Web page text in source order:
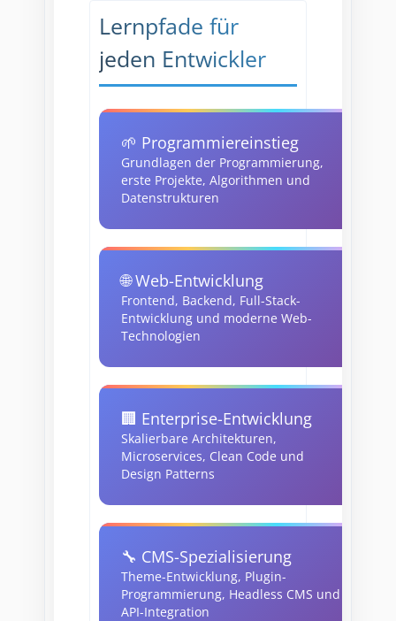
Lernpfade für
jeden Entwickler
🌱 Programmiereinstieg
Grundlagen der Programmierung,
erste Projekte, Algorithmen und
Datenstrukturen
🌐 Web-Entwicklung
Frontend, Backend, Full-Stack-
Entwicklung und moderne Web-
Technologien
🏢 Enterprise-Entwicklung
Skalierbare Architekturen,
Microservices, Clean Code und
Design Patterns
🔧 CMS-Spezialisierung
Theme-Entwicklung, Plugin-
Programmierung, Headless CMS und
API-Integration